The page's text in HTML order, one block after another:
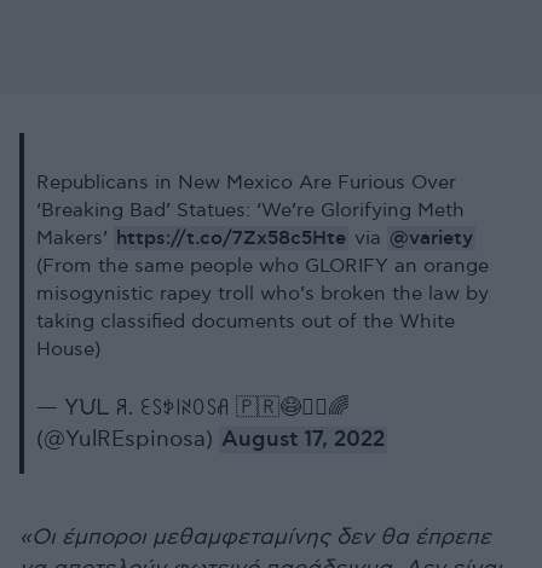
Republicans in New Mexico Are Furious Over
‘Breaking Bad’ Statues: ‘We’re Glorifying Meth
Makers’ https://t.co/7Zx58c5Hte via @variety
(From the same people who GLORIFY an orange
misogynistic rapey troll who’s broken the law by
taking classified documents out of the White
House)
— Yᙀᒪ ꋪ. ꏂꇙꉣ꒐ꋊꄲꇙꋬ 🇵🇷😷✊🏿🌈
(@YulREspinosa) August 17, 2022
«Οι έμποροι μεθαμφεταμίνης δεν θα έπρεπε